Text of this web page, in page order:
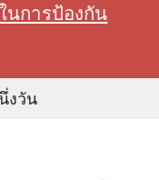
นการป้องกัน
งวัน